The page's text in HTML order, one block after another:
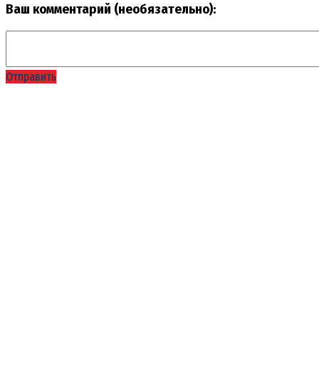
Ваш комментарий (необязательно):
Отправить